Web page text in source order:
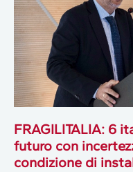
FRAGILITALIA: 6
futuro con
condizione di